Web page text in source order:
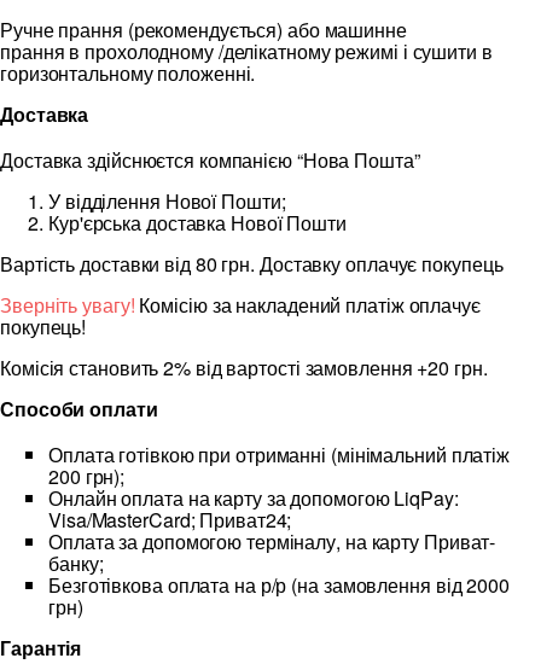
Ручне прання (рекомендується) або машинне
прання в прохолодному /делікатному режимі і сушити в
горизонтальному положенні.
Доставка
Доставка здійснюєтся компанією “Нова Пошта”
У відділення Нової Пошти;
Кур'єрська доставка Нової Пошти
Вартість доставки від 80 грн. Доставку оплачує покупець
Зверніть увагу! Комісію за накладений платіж оплачує
покупець!
Комісія становить 2% від вартості замовлення +20 грн.
Способи оплати
Оплата готівкою при отриманні (мінімальний платіж
200 грн);
Онлайн оплата на карту за допомогою LiqPay:
Visa/MasterCard; Приват24;
Оплата за допомогою терміналу, на карту Приват-
банку;
Безготівкова оплата на р/р (на замовлення від 2000
грн)
Гарантія